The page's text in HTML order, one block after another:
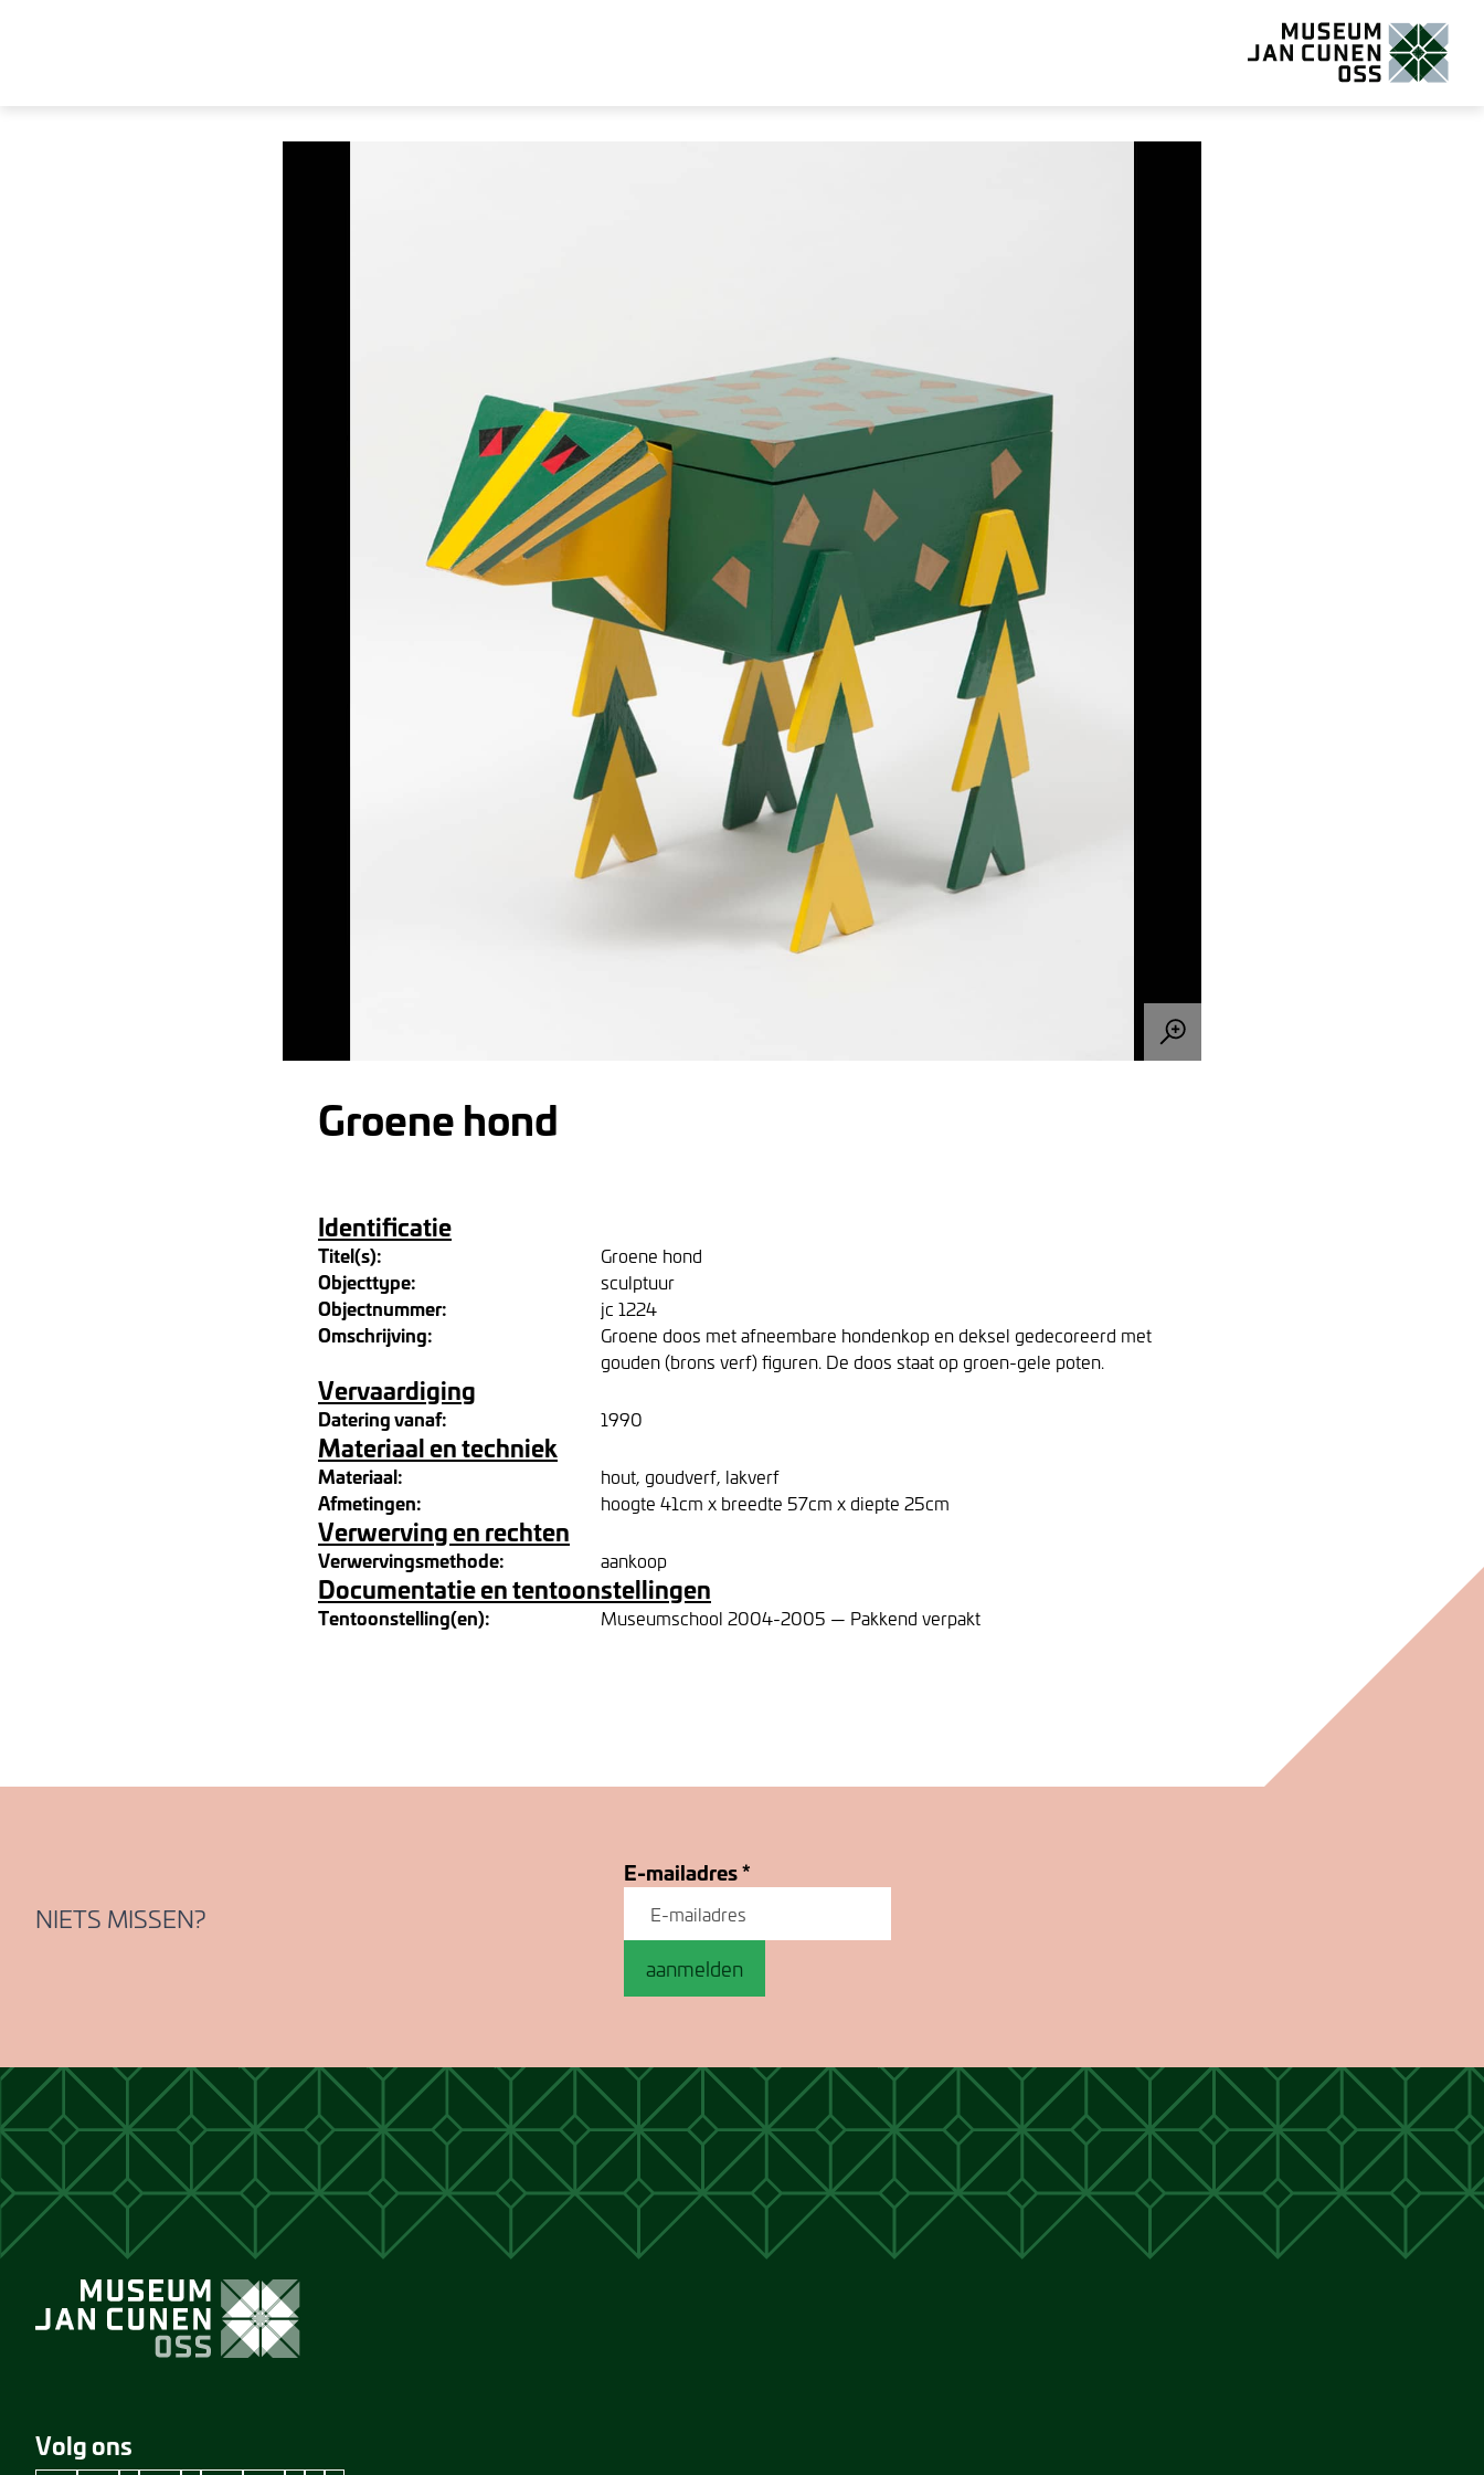
Groene hond
Identificatie
Titel(s): Groene hond
Objecttype: sculptuur
Objectnummer: jc 1224
Omschrijving:
Groene doos met afneembare hondenkop en deksel gedecoreerd met
gouden (brons verf) figuren. De doos staat op groen-gele poten.
Vervaardiging
Datering vanaf: 1990
Materiaal en techniek
Materiaal: hout, goudverf, lakverf
Afmetingen: hoogte 41cm x breedte 57cm x diepte 25cm
Verwerving en rechten
Verwervingsmethode: aankoop
Documentatie en tentoonstellingen
Tentoonstelling(en): Museumschool 2004-2005 — Pakkend verpakt
NIETS MISSEN?
E-mailadres*
aanmelden
Volg ons